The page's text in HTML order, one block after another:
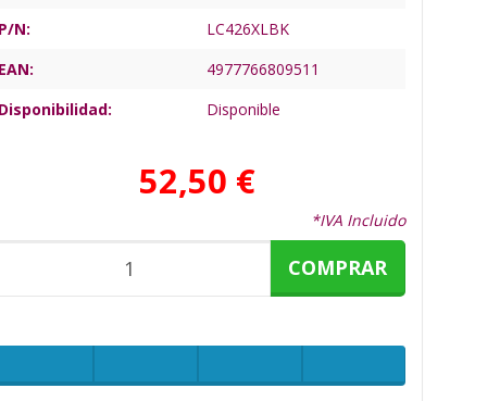
P/N:
LC426XLBK
EAN:
4977766809511
Disponibilidad:
Disponible
52,50 €
*IVA Incluido
COMPRAR